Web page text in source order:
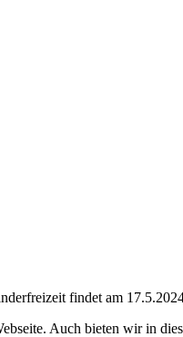
findet am
Auch bieten wir in